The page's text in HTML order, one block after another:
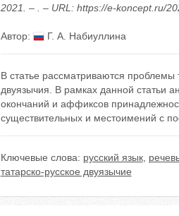
2021. – . – URL: https://e-koncept.ru/
Автор: Г. А. Набиуллина
В статье рассматриваются проблемы
двуязычия. В рамках данной статьи
окончаний и аффиксов
существительных и местоимений с
Ключевые слова: русский язык,
татарско-русское двуязычие